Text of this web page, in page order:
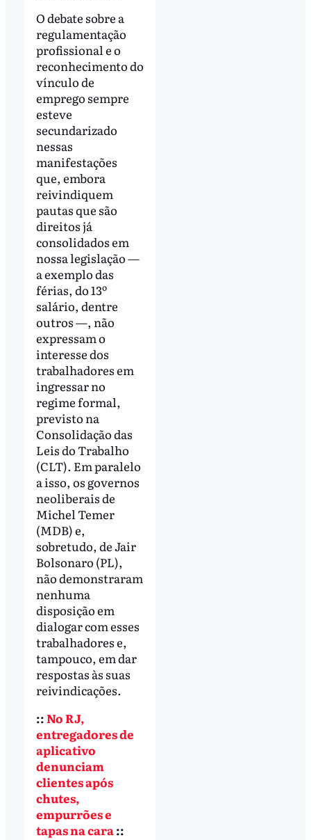
O debate sobre a
regulamentação
profissional e o
reconhecimento do
vínculo de
emprego sempre
esteve
secundarizado
nessas
manifestações
que, embora
reivindiquem
pautas que são
direitos já
consolidados em
nossa legislação —
a exemplo das
férias, do 13º
salário, dentre
outros —, não
expressam o
interesse dos
trabalhadores em
ingressar no
regime formal,
previsto na
Consolidação das
Leis do Trabalho
(CLT). Em paralelo
a isso, os governos
neoliberais de
Michel Temer
(MDB) e,
sobretudo, de Jair
Bolsonaro (PL),
não demonstraram
nenhuma
disposição em
dialogar com esses
trabalhadores e,
tampouco, em dar
respostas às suas
reivindicações.
::No RJ,
entregadores de
aplicativo
denunciam
clientes após
chutes,
empurrões e
tapas na cara::